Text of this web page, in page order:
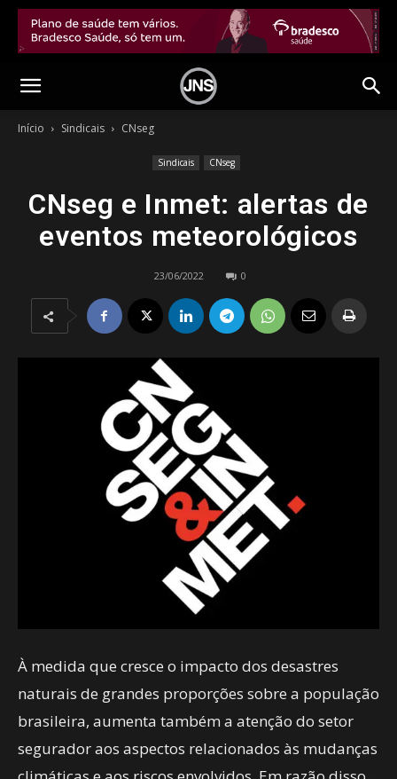
Início Sindicais CNseg
Sindicais CNseg
CNseg e Inmet: alertas de
eventos meteorológicos
23/06/2022 0
À medida que cresce o impacto dos desastres
naturais de grandes proporções sobre a população
brasileira, aumenta também a atenção do setor
segurador aos aspectos relacionados às mudanças